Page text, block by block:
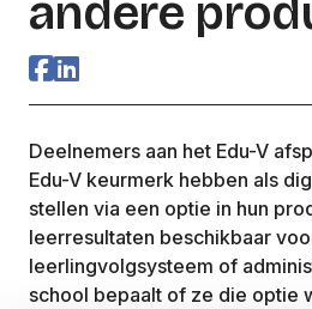
andere
Deelnemers aan het Edu-V
Edu-V keurmerk hebben als
stellen via een optie in hun
leerresultaten beschikbaar
leerlingvolgsysteem of
school bepaalt of ze die optie